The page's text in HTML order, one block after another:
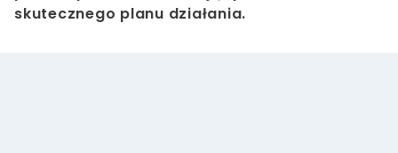
skutecznego planu działania.